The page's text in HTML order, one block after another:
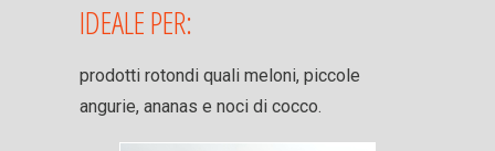
IDEALE PER:
prodotti rotondi quali meloni, piccole
angurie, ananas e noci di cocco.